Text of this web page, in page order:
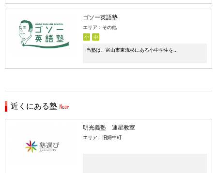
ゴソー英語塾
エリア：その他
小
中
当塾は、富山市東流杉にある小中学生を...
近くにある塾
明光義塾 速星教室
エリア：旧婦中町